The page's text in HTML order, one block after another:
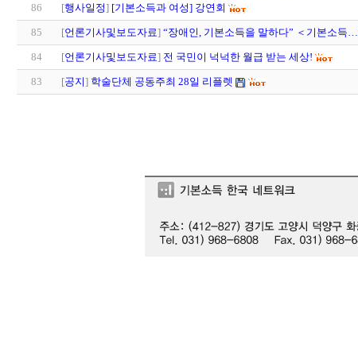
86 [행사일정] [기본소득과 여성] 강연회
85 [언론기사및보도자료] “장애인, 기본소득을 말하다” ＜기본소득…
84 [언론기사및보도자료] 전 국민이 넉넉한 월급 받는 세상!
83 [공지] 학술단체 공동주최 28일 리플렛